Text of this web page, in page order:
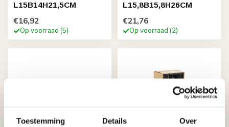
Toestemming Details Over
L15B14H21,5CM
€16,92
Op voorraad (5)
L15,8B15,8H26CM
€21,76
Op voorraad (2)